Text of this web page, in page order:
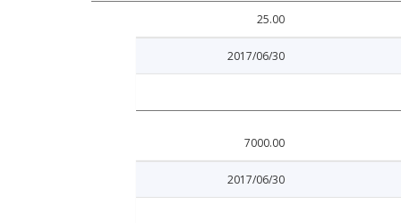
25.00
2017/06/30
7000.00
2017/06/30